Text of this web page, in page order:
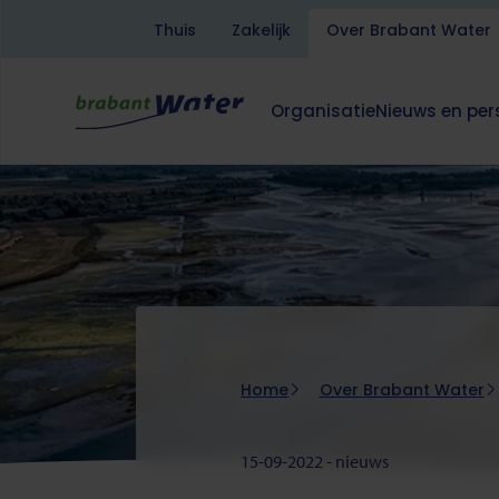
gaan
Hoofdnavigatie
Brabant
Water
Organisatie
Dit
deze
subnavigatie
open
of
dicht.
Nieuws en
Dit
deze
subnavigatie
open
Thuis Zakelijk Over Brabant Water
Kruimelpad
Home Over Brabant Water
15-09-2022 - nieuws